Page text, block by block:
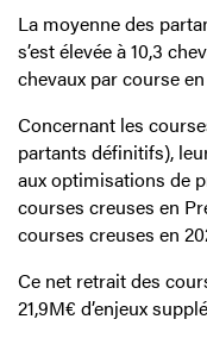
La moyenne des
s’est élevée à 10,3
chevaux par course
Concernant les
partants définitifs),
aux optimisations de
courses creuses en
courses creuses en
Ce net retrait des
21,9M€ d’enjeux